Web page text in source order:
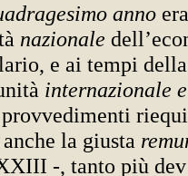
anno
nazionale
e ai tempi
internazionale
provvedimenti
la giusta
-, tanto più